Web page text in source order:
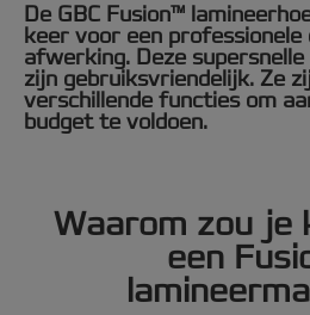
De GBC Fusion™
keer voor een professionele
afwerking. Deze
zijn gebruiksvriendelijk. Ze
verschillende functies om
budget te voldoen.
Waarom zou je
een